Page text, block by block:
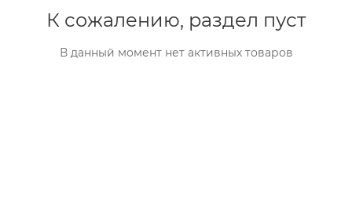
К сожалению, раздел пуст
В данный момент нет активных товаров